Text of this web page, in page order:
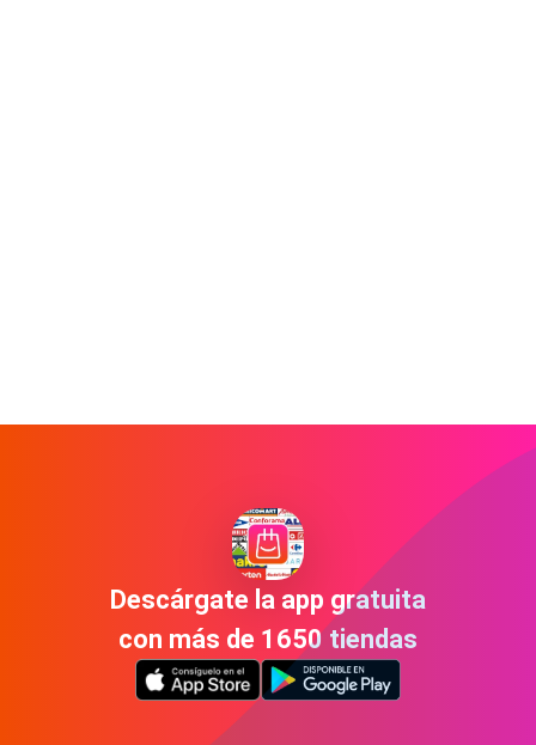
Descárgate la app gratuita
con más de 1650 tiendas